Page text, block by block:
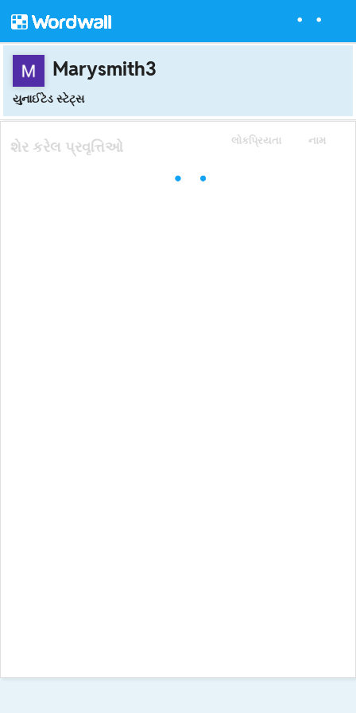
Marysmith3
યુનાઈટેડ સ્ટેટ્સ
લોકપ્રિયતા નામ
શેર કરેલ પ્રવૃત્તિઓ